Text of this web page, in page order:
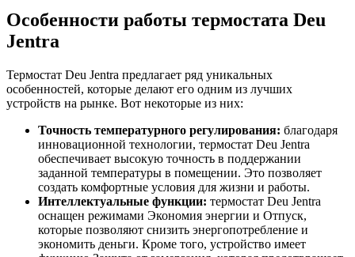
Особенности работы термостата Deu
Jentra
Термостат Deu Jentra предлагает ряд уникальных
особенностей, которые делают его одним из лучших
устройств на рынке. Вот некоторые из них:
Точность температурного регулирования: благодаря
инновационной технологии, термостат Deu Jentra
обеспечивает высокую точность в поддержании
заданной температуры в помещении. Это позволяет
создать комфортные условия для жизни и работы.
Интеллектуальные функции: термостат Deu Jentra
оснащен режимами Экономия энергии и Отпуск,
которые позволяют снизить энергопотребление и
экономить деньги. Кроме того, устройство имеет